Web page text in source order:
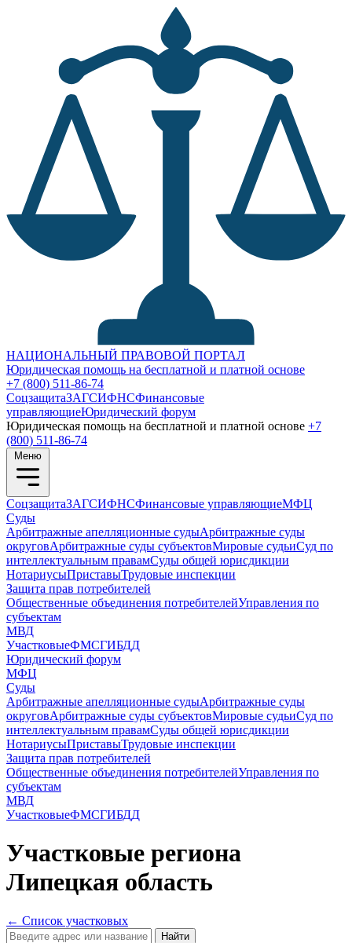
НАЦИОНАЛЬНЫЙ ПРАВОВОЙ ПОРТАЛ
Юридическая помощь на бесплатной и платной основе
+7 (800) 511-86-74
СоцзащитаЗАГСИФНСФинансовые
управляющиеЮридический форум
Юридическая помощь на бесплатной и платной основе +7
(800) 511-86-74
Меню
СоцзащитаЗАГСИФНСФинансовые управляющиеМФЦ
Суды
Арбитражные апелляционные судыАрбитражные суды
округовАрбитражные суды субъектовМировые судьиСуд по
интеллектуальным правамСуды общей юрисдикции
НотариусыПриставыТрудовые инспекции
Защита прав потребителей
Общественные объединения потребителейУправления по
субъектам
МВД
УчастковыеФМСГИБДД
Юридический форум
МФЦ
Суды
Арбитражные апелляционные судыАрбитражные суды
округовАрбитражные суды субъектовМировые судьиСуд по
интеллектуальным правамСуды общей юрисдикции
НотариусыПриставыТрудовые инспекции
Защита прав потребителей
Общественные объединения потребителейУправления по
субъектам
МВД
УчастковыеФМСГИБДД
Участковые региона
Липецкая область
← Список участковых
Найти